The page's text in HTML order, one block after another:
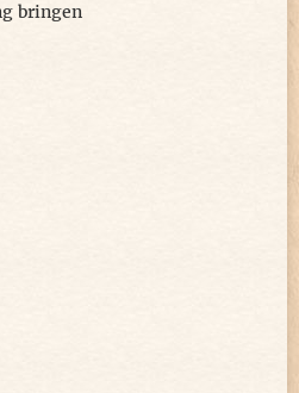
bringen